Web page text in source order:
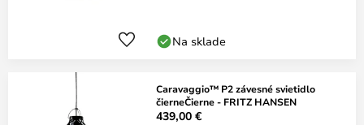
Na sklade
Caravaggio™ P2 závesné svietidlo
čierneČierne - FRITZ HANSEN
439,00 €